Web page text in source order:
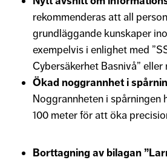
rekommenderas att all
grundläggande kunskaper
exempelvis i enlighet med
Cybersäkerhet Basnivå”
Ökad noggrannhet i
Noggrannheten i spårningen
100 meter för att öka
Borttagning av bilagan